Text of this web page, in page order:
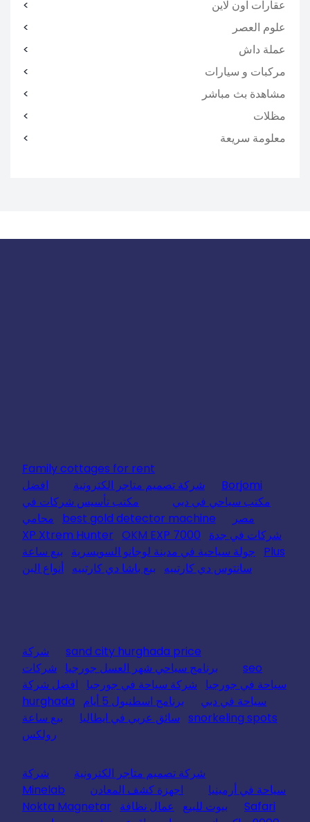
عقارات اون لاين
علوم العصر
عملة داش
مركبات و سيارات
مشاهدة بث مباشر
مظلات
معلومة سريعة
Family cottages for rent
Borjomi
شركة تصميم متاجر الكترونية
افضل
مكتب سياحي في دبي
مكتب تأسيس شركات في
مصر
best gold detector machine
محامي
شركات في جدة
XP Xtrem Hunter OKM EXP 7000
Plus
جولة سياحية في مدينة لوجانو السويسرية
بيع ساعة
سانتوس دي كارتييه
بيع باشا دي كارتييه أنواع البن
sand city hurghada price
شركة
seo
برنامج سياحي شهر العسل جورجيا
شركات
سياحة في جورجيا
شركة سياحة في جورجيا
افضل شركة
سياحة في دبي
برنامج اسطنبول 5 أيام
hurghada
snorkeling spots سائق عربي في ايطاليا
بيع ساعة
رولكس
شركة تصميم متاجر الكترونية
شركة
سياحة في أرمينيا
اجهزة كشف المعادن
Minelab
Safari
بيوت للبيع عمال نظافة Nokta Magnetar